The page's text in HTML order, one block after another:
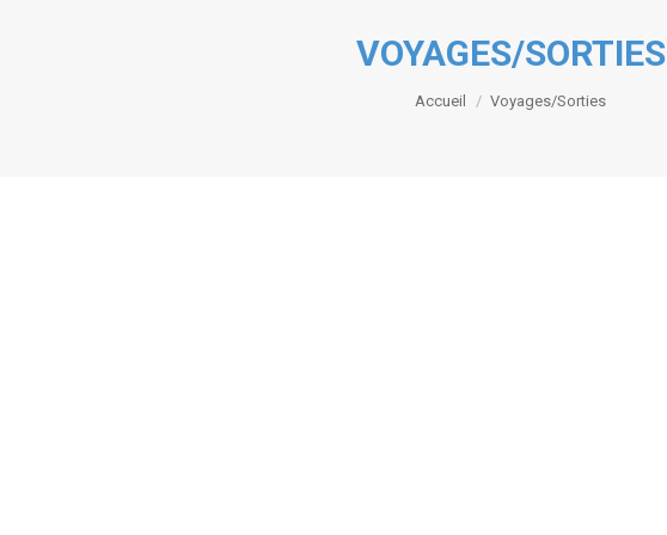
VOYAGES/SORTIES
Vous êtes ici :
Accueil Voyages/Sorties